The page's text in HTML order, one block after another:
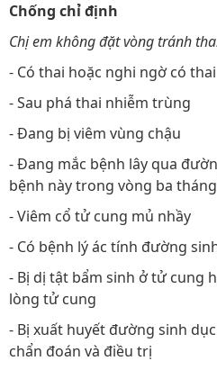
Chống chỉ định
Chị em không đặt vòng tránh
- Có thai hoặc nghi ngờ có thai
- Sau phá thai nhiễm trùng
- Đang bị viêm vùng chậu
- Đang mắc bệnh lây qua
bệnh này trong vòng ba
- Viêm cổ tử cung mủ nhầy
- Có bệnh lý ác tính đường
- Bị dị tật bẩm sinh ở tử cung
lòng tử cung
- Bị xuất huyết đường sinh
chẩn đoán và điều trị